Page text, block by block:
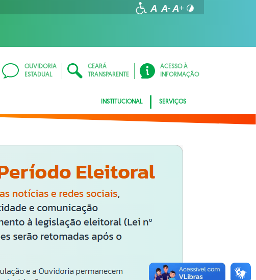
OUVIDORIA
ESTADUAL
CEARÁ
TRANSPARENTE
ACESSO À
INFORMAÇÃO
INSTITUCIONAL SERVIÇOS